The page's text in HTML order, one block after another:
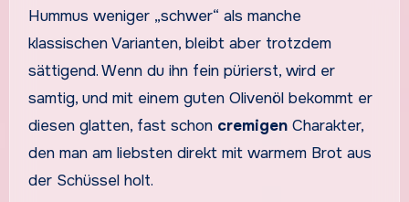
Hummus weniger „schwer“ als manche
klassischen Varianten, bleibt aber trotzdem
sättigend. Wenn du ihn fein pürierst, wird er
samtig, und mit einem guten Olivenöl bekommt er
diesen glatten, fast schon cremigenCharakter,
den man am liebsten direkt mit warmem Brot aus
der Schüssel holt.